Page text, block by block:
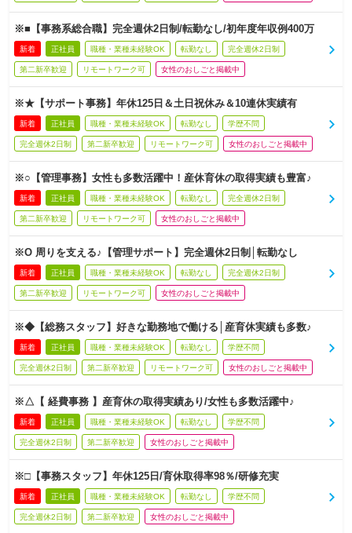
※■【事務系総合職】完全週休2日制/転勤なし/初年度年収例400万
新着 正社員 職種・業種未経験OK 転勤なし 完全週休2日制
第二新卒歓迎 リモートワーク可 女性のおしごと掲載中
※★【サポート事務】年休125日＆土日祝休み＆10連休実績有
新着 正社員 職種・業種未経験OK 転勤なし 学歴不問
完全週休2日制 第二新卒歓迎 リモートワーク可 女性のおしごと掲載中
※○【管理事務】女性も多数活躍中！産休育休の取得実績も豊富♪
新着 正社員 職種・業種未経験OK 転勤なし 完全週休2日制
第二新卒歓迎 リモートワーク可 女性のおしごと掲載中
※O 周りを支える♪【管理サポート】完全週休2日制│転勤なし
新着 正社員 職種・業種未経験OK 転勤なし 完全週休2日制
第二新卒歓迎 リモートワーク可 女性のおしごと掲載中
※◆【総務スタッフ】好きな勤務地で働ける│産育休実績も多数♪
新着 正社員 職種・業種未経験OK 転勤なし 学歴不問
完全週休2日制 第二新卒歓迎 リモートワーク可 女性のおしごと掲載中
※△【 経費事務 】産育休の取得実績あり/女性も多数活躍中♪
新着 正社員 職種・業種未経験OK 転勤なし 学歴不問
完全週休2日制 第二新卒歓迎 女性のおしごと掲載中
※□【事務スタッフ】年休125日/育休取得率98％/研修充実
新着 正社員 職種・業種未経験OK 転勤なし 学歴不問
完全週休2日制 第二新卒歓迎 女性のおしごと掲載中